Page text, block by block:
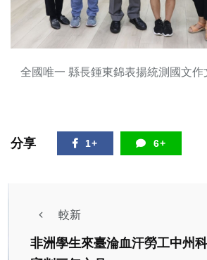
全國唯一 縣長鍾東錦表揚統測國文
分享 1+ 6+
較新
非洲學生來臺淪血汗勞工中州